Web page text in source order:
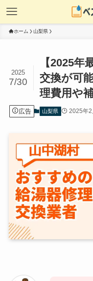
ホーム 山梨県
【2025年
交換が可
理費用や
2025
7/30
広告 山梨県 2025年2